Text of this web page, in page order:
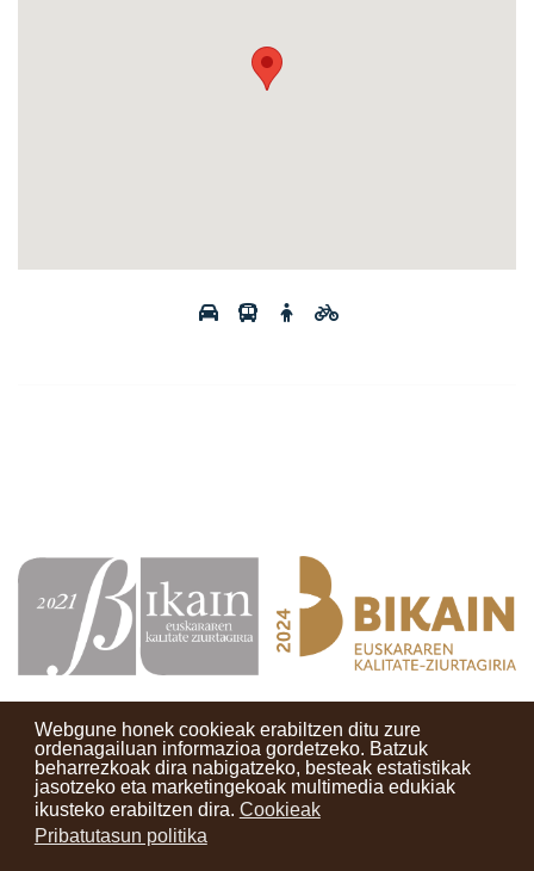
Webgune honek cookieak erabiltzen ditu zure
ordenagailuan informazioa gordetzeko. Batzuk
beharrezkoak dira nabigatzeko, besteak estatistikak
jasotzeko eta marketingekoak multimedia edukiak
ikusteko erabiltzen dira. Cookieak
Pribatutasun politika
Kontaktuak Erabilera baldintzak Lege oharra
Berriak
Zure iritzia